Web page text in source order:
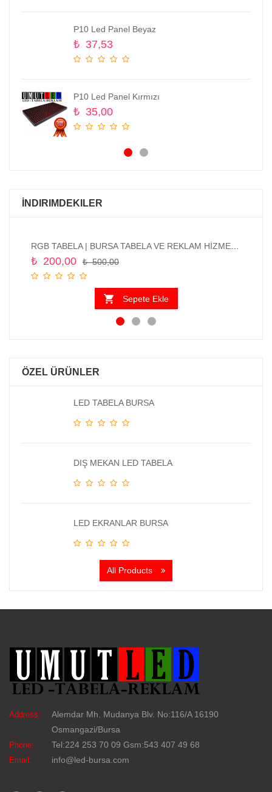
P10 Led Panel Beyaz
₺ 37,53
P10 Led Panel Kırmızı
₺ 35,00
İNDIRIMDEKILER
₺500,00
₺ 200,00
Sepete Ekle
ÖZEL ÜRÜNLER
LED TABELA BURSA
DIŞ MEKAN LED TABELA
LED EKRANLAR BURSA
All Products
Address:
Alemdar Mh. Mudanya Blv. No:116/A 16190
Osmangazi/Bursa
Phone: Tel:224 253 70 09 Gsm:543 407 49 68
Email: info@led-bursa.com